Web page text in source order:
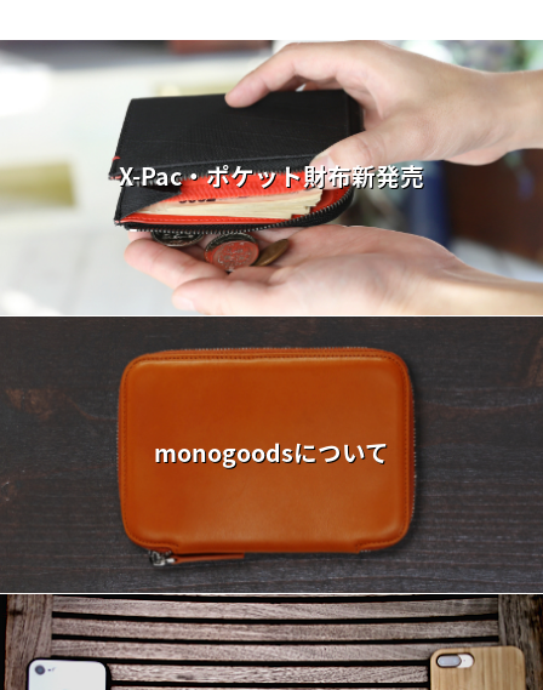
X-Pac・ポケット財布新発売
monogoodsについて